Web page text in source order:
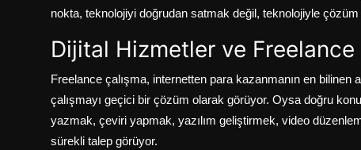
nokta, teknolojiyi doğrudan satmak değil, teknolojiyle
Dijital Hizmetler ve Freelance
Freelance çalışma, internetten para kazanmanın en bilinen
çalışmayı geçici bir çözüm olarak görüyor. Oysa doğru
yazmak, çeviri yapmak, yazılım geliştirmek, video
sürekli talep görüyor.